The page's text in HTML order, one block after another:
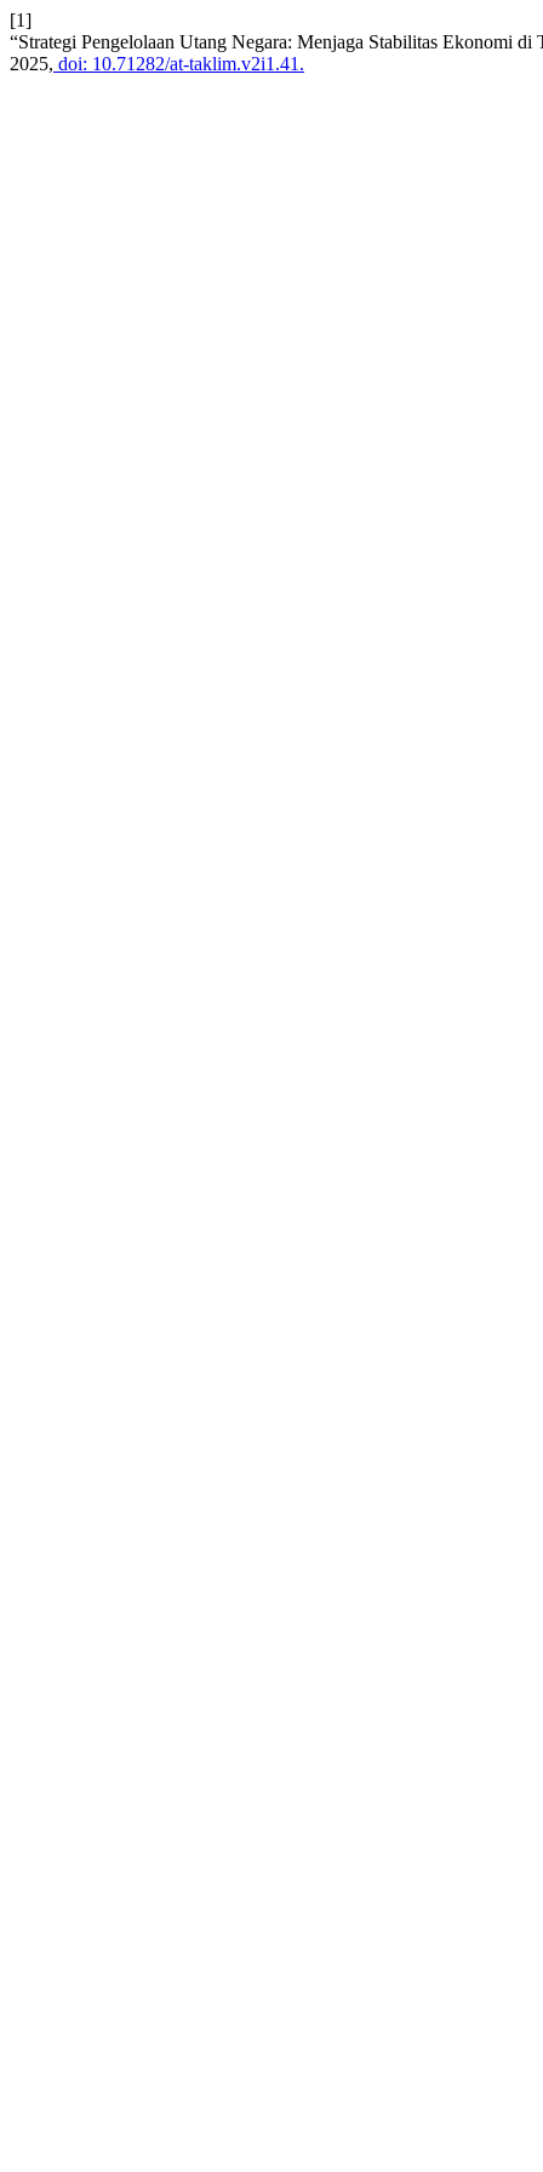
[1]
“Strategi Pengelolaan Utang Negara: Menjaga Stabilitas Ekonomi
2025, doi: 10.71282/at-taklim.v2i1.41.